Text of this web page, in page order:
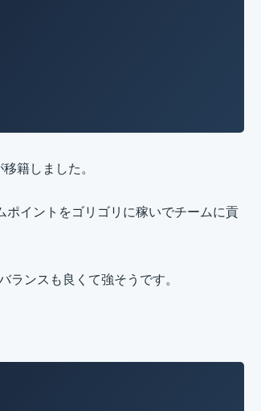
籍しました。
イントをゴリゴリに稼いでチームに貢
ランスも良くて強そうです。